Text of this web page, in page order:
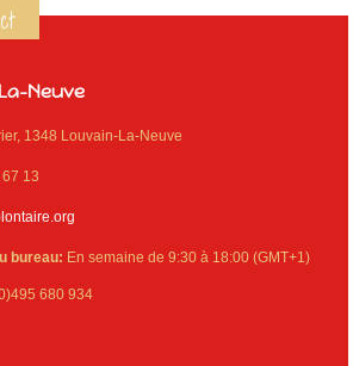
Neuve
1348 Louvain-La-Neuve
13
bureau: En semaine de 9:30 à 18:00 (GMT+1)
680 934